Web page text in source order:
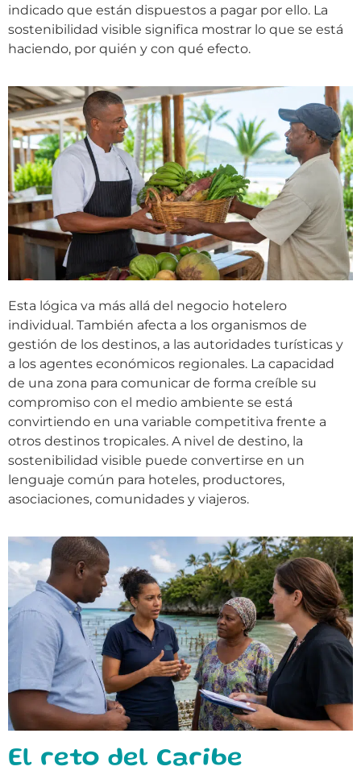
indicado que están dispuestos a pagar por ello. La
sostenibilidad visible significa mostrar lo que se está
haciendo, por quién y con qué efecto.
Esta lógica va más allá del negocio hotelero
individual. También afecta a los organismos de
gestión de los destinos, a las autoridades turísticas y
a los agentes económicos regionales. La capacidad
de una zona para comunicar de forma creíble su
compromiso con el medio ambiente se está
convirtiendo en una variable competitiva frente a
otros destinos tropicales. A nivel de destino, la
sostenibilidad visible puede convertirse en un
lenguaje común para hoteles, productores,
asociaciones, comunidades y viajeros.
El reto del Caribe